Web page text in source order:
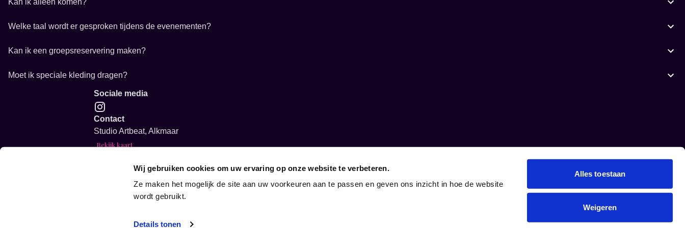
Wij gebruiken cookies om uw ervaring op onze website te verbeteren.
Ze maken het mogelijk de site aan uw voorkeuren aan te passen en geven ons inzicht in hoe de website
wordt gebruikt.
Details tonen
Alles toestaan
Weigeren
Kan ik alleen komen?
Welke taal wordt er gesproken tijdens de evenementen?
Kan ik een groepsreservering maken?
Moet ik speciale kleding dragen?
Sociale media
Contact
Studio Artbeat, Alkmaar
Bekijk kaart
Vacature: Creatieve event host gezocht!
Glow in the dark Sip and Paint voor bedrijven
Glow in the dark Sip and Paint voor vrijgezellenfeesten